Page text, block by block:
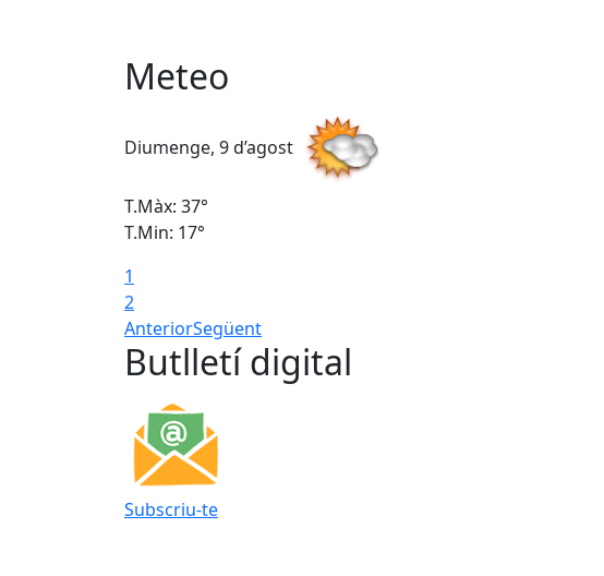
Meteo
Diumenge, 9 d’agost
T.Màx: 37°
T.Min: 17°
1
2
AnteriorSegüent
Butlletí digital
Subscriu-te